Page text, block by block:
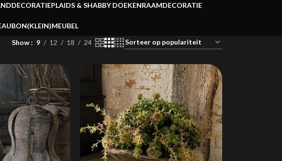
PLAIDS & SHABBY DOEKENRAAMDECORATIE
(KLEIN)MEUBEL
Show 9 12 18 24